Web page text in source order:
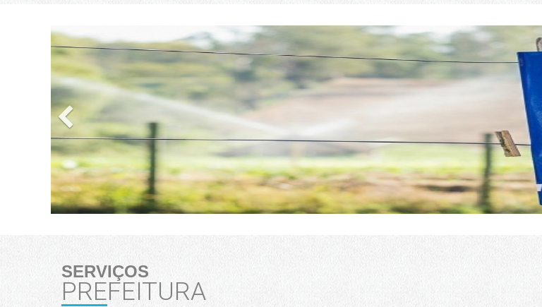
Previous
SERVIÇOS
PREFEITURA